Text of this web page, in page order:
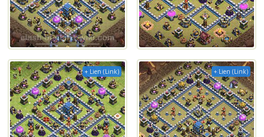
+ Lien (Link) + Lien (Link)